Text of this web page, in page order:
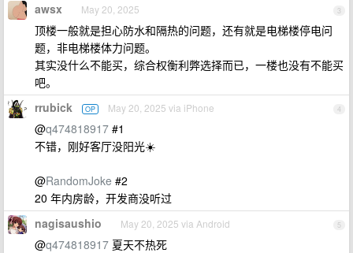
3
awsx May 20, 2025
顶楼一般就是担心防水和隔热的问题，还有就是电梯楼停电问
题，非电梯楼体力问题。
其实没什么不能买，综合权衡利弊选择而已，一楼也没有不能买
吧。
4
rrubick OP May 20, 2025 via iPhone
@q474818917 #1
不错，刚好客厅没阳光☀️
@RandomJoke #2
20 年内房龄，开发商没听过
5
nagisaushio May 20, 2025 via Android
@q474818917 夏天不热死